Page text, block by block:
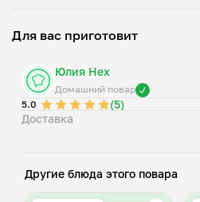
Для вас приготовит
Юлия Нех
Домашний повар
5.0
(5)
Доставка
Другие блюда этого повара